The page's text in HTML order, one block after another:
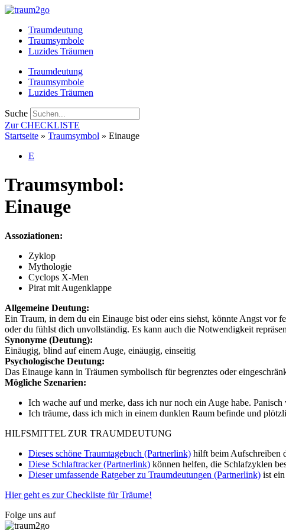
Zum
springenTraumdeutung
Traumsymbole
Luzides Träumen
Traumdeutung
Traumsymbole
Luzides Träumen
Suche
Zur CHECKLISTE
Startseite » Traumsymbol » Einauge
E
Traumsymbol:
Einauge
Assoziationen:
Zyklop
Mythologie
Cyclops X-Men
Pirat mit Augenklappe
Allgemeine Deutung:
Ein Traum, in dem du ein Einauge bist oder eins siehst, könnte Angst vor
oder du fühlst dich unvollständig. Es kann auch die Notwendigkeit
Synonyme (Deutung):
Einäugig, blind auf einem Auge, einäugig, einseitig
Psychologische Deutung:
Das Einauge kann in Träumen symbolisch für begrenztes oder
Mögliche Szenarien:
Ich wache auf und merke, dass ich nur noch ein Auge habe.
Ich träume, dass ich mich in einem dunklen Raum befinde und
HILFSMITTEL ZUR TRAUMDEUTUNG
Dieses schöne Traumtagebuch (Partnerlink) hilft beim Aufschreiben
Diese Schlaftracker (Partnerlink) können helfen, die Schlafzyklen
Dieser umfassende Ratgeber zu Traumdeutungen (Partnerlink) ist
Hier geht es zur Checkliste für Träume!
Folge uns auf